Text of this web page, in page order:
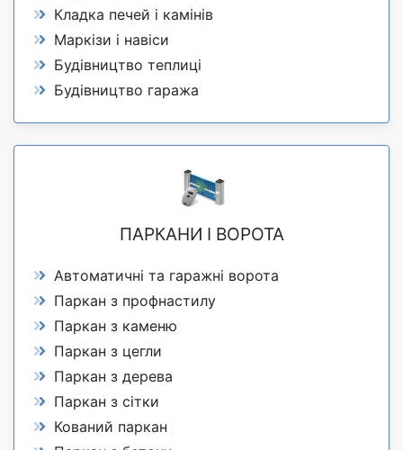
Кладка печей і камінів
Маркізи і навіси
Будівництво теплиці
Будівництво гаража
ПАРКАНИ І ВОРОТА
Автоматичні та гаражні ворота
Паркан з профнастилу
Паркан з каменю
Паркан з цегли
Паркан з дерева
Паркан з сітки
Кований паркан